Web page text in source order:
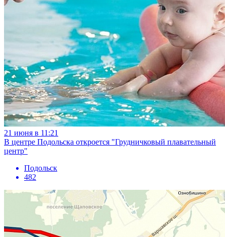
21 июня в 11:21
В центре Подольска откроется "Грудничковый плавательный
центр"
Подольск
482